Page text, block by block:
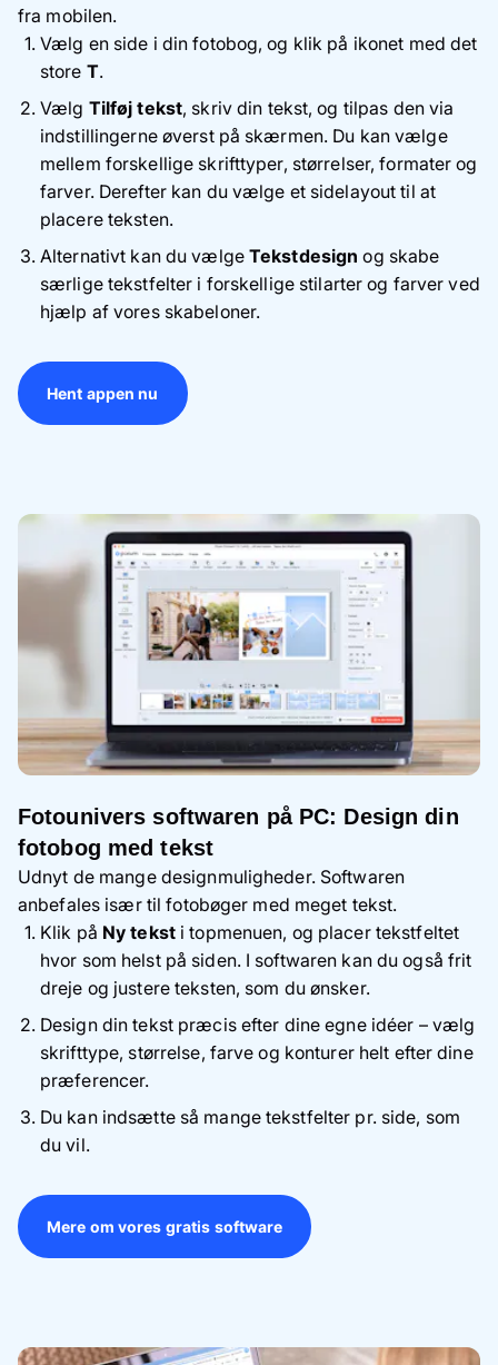
fra mobilen.
Vælg en side i din fotobog, og klik på ikonet med det
store T.
Vælg Tilføj tekst, skriv din tekst, og tilpas den via
indstillingerne øverst på skærmen. Du kan vælge
mellem forskellige skrifttyper, størrelser, formater og
farver. Derefter kan du vælge et sidelayout til at
placere teksten.
Alternativt kan du vælge Tekstdesignog skabe
særlige tekstfelter i forskellige stilarter og farver ved
hjælp af vores skabeloner.
Hent appen nu
Fotounivers softwaren på PC: Design din
fotobog med tekst
Udnyt de mange designmuligheder. Softwaren
anbefales især til fotobøger med meget tekst.
Klik på Ny teksti topmenuen, og placer tekstfeltet
hvor som helst på siden. I softwaren kan du også frit
dreje og justere teksten, som du ønsker.
Design din tekst præcis efter dine egne idéer – vælg
skrifttype, størrelse, farve og konturer helt efter dine
præferencer.
Du kan indsætte så mange tekstfelter pr. side, som
du vil.
Mere om vores gratis software